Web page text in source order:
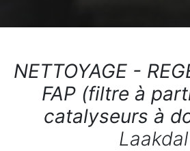
NETTOYAGE -
FAP (filtre à
catalyseurs à
Laakdal